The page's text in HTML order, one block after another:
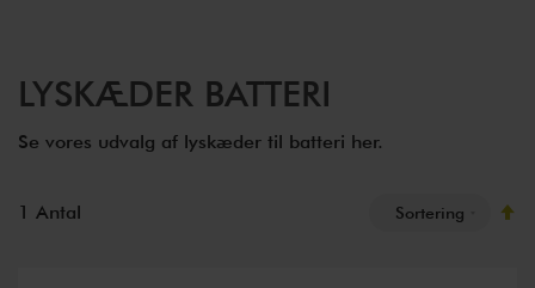
LYSKÆDER BATTERI
Se vores udvalg af lyskæder til batteri her.
1 Antal